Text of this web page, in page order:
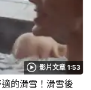
影片文章 1:53
的滑雪！滑雪後